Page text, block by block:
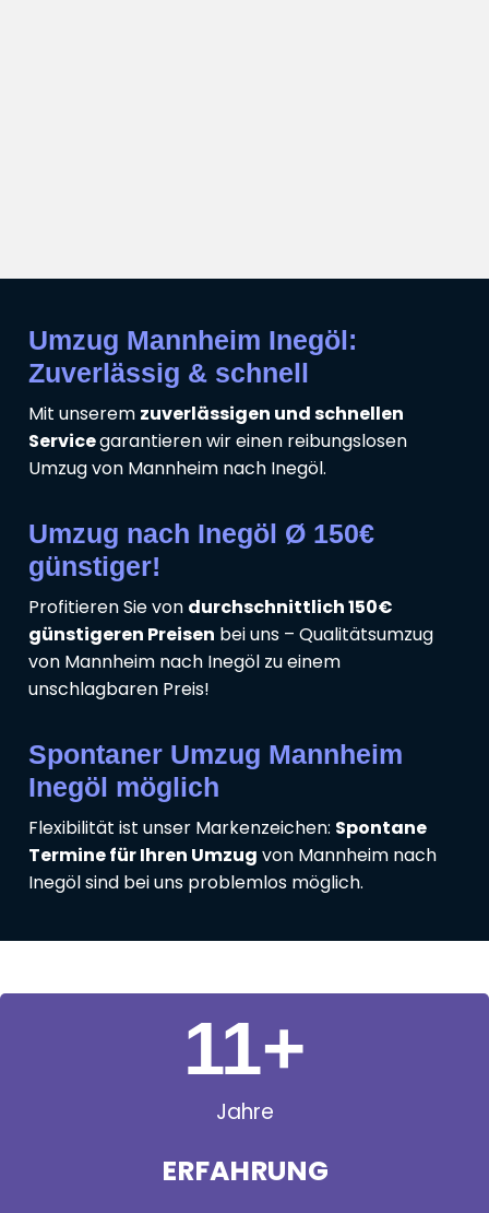
Umzug Mannheim Inegöl:
Zuverlässig & schnell
Mit unserem zuverlässigen und schnellen
Servicegarantieren wir einen reibungslosen
Umzug von Mannheim nach Inegöl.
Umzug nach Inegöl Ø 150€
günstiger!
Profitieren Sie von durchschnittlich 150€
günstigeren Preisen bei uns – Qualitätsumzug
von Mannheim nach Inegöl zu einem
unschlagbaren Preis!
Spontaner Umzug Mannheim
Inegöl möglich
Flexibilität ist unser Markenzeichen: Spontane
Termine für Ihren Umzug von Mannheim nach
Inegöl sind bei uns problemlos möglich.
Jahre
ERFAHRUNG
11+